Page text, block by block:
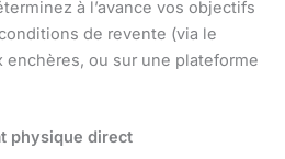
à l’avance vos objectifs
de revente (via le
enchères, ou sur une plateforme
physique direct